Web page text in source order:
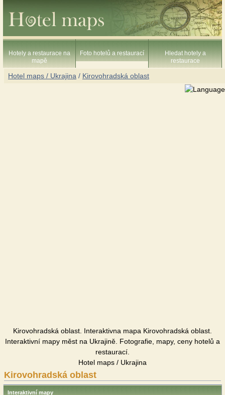
Hotely a restaurace na
mapě
Foto hotelů a restaurací
Hledat hotely a
restaurace
Hotel maps / Ukrajina / Kirovohradská oblast
Kirovohradská oblast. Interaktivna mapa Kirovohradská oblast.
Interaktivní mapy měst na Ukrajině. Fotografie, mapy, ceny hotelů a
restaurací.
Hotel maps / Ukrajina
Kirovohradská oblast
Interaktivní mapy